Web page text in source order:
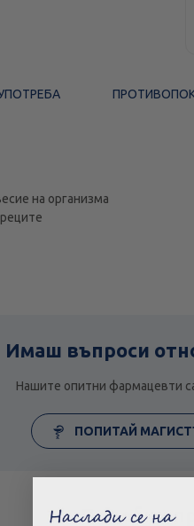
на организма
Имаш въпроси
Нашите опитни фармацевти
ПОПИТАЙ
Подобни